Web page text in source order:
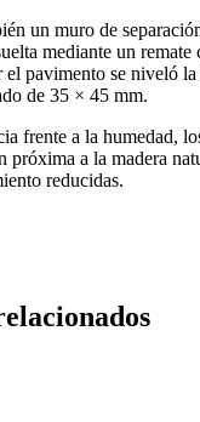
un muro de
mediante un remate
pavimento se niveló la
de 35 × 45 mm.
frente a la humedad,
próxima a la madera
reducidas.